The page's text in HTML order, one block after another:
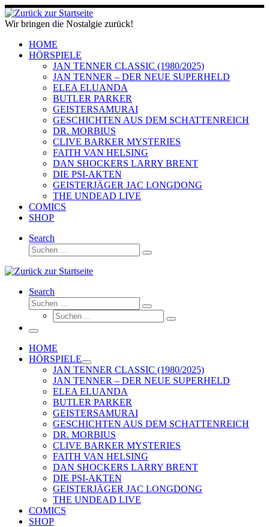
Zum
Inhalt
springen
Wir bringen die Nostalgie zurück!
HOME
HÖRSPIELE
JAN TENNER CLASSIC (1980/2025)
JAN TENNER – DER NEUE SUPERHELD
ELEA ELUANDA
BUTLER PARKER
GEISTERSAMURAI
GESCHICHTEN AUS DEM SCHATTENREICH
DR. MORBIUS
CLIVE BARKER MYSTERIES
FAITH VAN HELSING
DAN SHOCKERS LARRY BRENT
DIE PSI-AKTEN
GEISTERJÄGER JAC LONGDONG
THE UNDEAD LIVE
COMICS
SHOP
Search
Suche
Suchen …
Search
Suche
Suchen …
Suche
Suchen …
Menü
HOME
HÖRSPIELE
JAN TENNER CLASSIC (1980/2025)
JAN TENNER – DER NEUE SUPERHELD
ELEA ELUANDA
BUTLER PARKER
GEISTERSAMURAI
GESCHICHTEN AUS DEM SCHATTENREICH
DR. MORBIUS
CLIVE BARKER MYSTERIES
FAITH VAN HELSING
DAN SHOCKERS LARRY BRENT
DIE PSI-AKTEN
GEISTERJÄGER JAC LONGDONG
THE UNDEAD LIVE
COMICS
SHOP